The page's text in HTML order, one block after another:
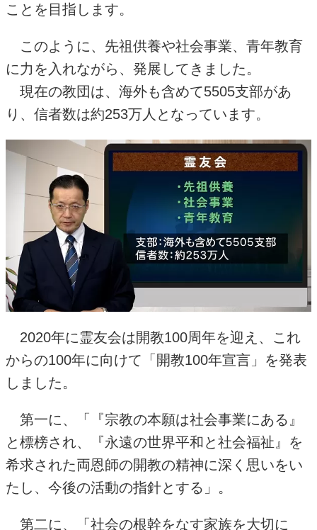
ことを目指します。
このように、先祖供養や社会事業、青年教育
に力を入れながら、発展してきました。
現在の教団は、海外も含めて5505支部があ
り、信者数は約253万人となっています。
2020年に霊友会は開教100周年を迎え、これ
からの100年に向けて「開教100年宣言」を発表
しました。
第一に、「『宗教の本願は社会事業にある』
と標榜され、『永遠の世界平和と社会福祉』を
希求された両恩師の開教の精神に深く思いをい
たし、今後の活動の指針とする」。
第二に、「社会の根幹をなす家族を大切に